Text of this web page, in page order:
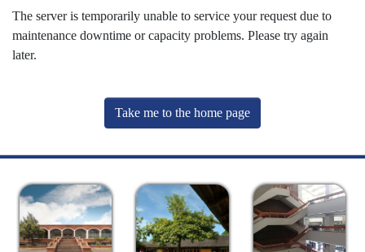
The server is temporarily unable to service your request due to
maintenance downtime or capacity problems. Please try again
later.
Take me to the home page